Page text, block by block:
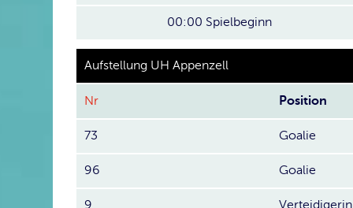
00:00 Spielbeginn
Aufstellung UH Appenzell
Nr Position
73 Goalie
96 Goalie
9 Verteidigerin